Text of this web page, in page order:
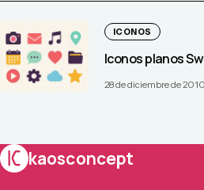
ICONOS
Iconos planos
28 de diciembre de 2010
kaosconcept